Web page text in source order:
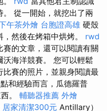
從一開始，就挖出了兩
午茶外燴 台胞證高雄 硬殼
然後在烤箱中烘烤。 rwd
的文章，還可以閱讀有關
海洋競賽。 您可以輕鬆
賽的照片，並親身閱讀最
和經驗而言，瓜德羅普
。 輔聽器推薦 外燴
居家清潔300元 Antillary）